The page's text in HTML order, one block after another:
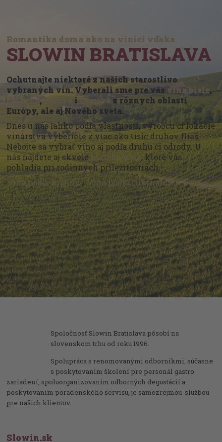
Romantika doma ako na vinici vďaka
SLOWIN BRATISLAVA
Ochutnajte niektoré z našich starostlivo
vybraných vín. Vyberali sme pre vásvína biele,
červené, išumivé z rôznych oblastí
Európy, ale aj Nového sveta.
Dnes u nás ľahko podľa vlastností, výrobcu či lokácie
vinárstva vyberiete z viac ako tisíc druhov fliaš.
Nebojte sa vybrať víno aj podľa druhu či odrody. U
nás nájdete aj skveléportské vína, ktoré vás
pohladia pri rodinných príležitostiach.
Vína podľa krajiny/Vína podľa cukrnatosti
Spoločnosť Slowin Bratislava pôsobí na
slovenskom trhu od roku 1996.
Spolupráca s renomovanými odborníkmi, súčasne
s poskytovaním školení pre personál gastro
zariadení, spoluorganizovaním odborných degustácií a
poskytovaním poradenského servisu, je samozrejmou službou
pre našich klientov.
Slowin.sk